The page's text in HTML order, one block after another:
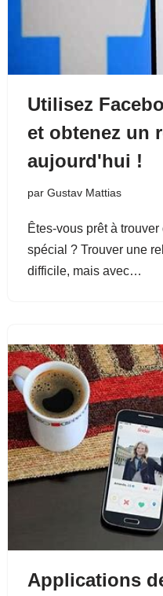
Utilisez
et obtenez un
aujourd'hui !
par Gustav Mattias
Êtes-vous prêt à
spécial ? Trouver une
difficile, mais avec…
Applications